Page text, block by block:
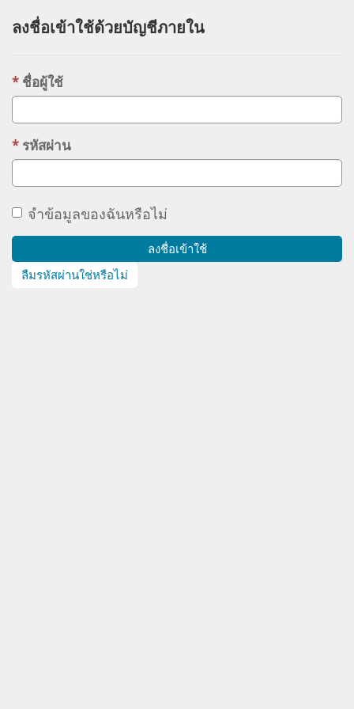
ลงชื่อเข้าใช้ด้วยบัญชีภายใน
ชื่อผู้ใช้
รหัสผ่าน
จำข้อมูลของฉันหรือไม่
ลงชื่อเข้าใช้
ลืมรหัสผ่านใช่หรือไม่